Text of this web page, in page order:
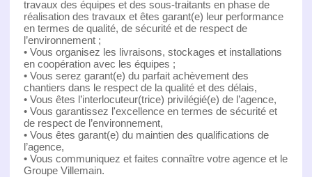
travaux des équipes et des sous-traitants en phase de
réalisation des travaux et êtes garant(e) leur performance
en termes de qualité, de sécurité et de respect de
l’environnement ;
• Vous organisez les livraisons, stockages et installations
en coopération avec les équipes ;
• Vous serez garant(e) du parfait achèvement des
chantiers dans le respect de la qualité et des délais,
• Vous êtes l’interlocuteur(trice) privilégié(e) de l’agence,
• Vous garantissez l'excellence en termes de sécurité et
de respect de l’environnement,
• Vous êtes garant(e) du maintien des qualifications de
l’agence,
• Vous communiquez et faites connaître votre agence et le
Groupe Villemain.